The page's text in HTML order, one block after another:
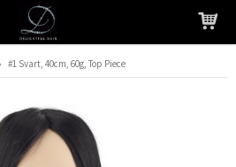
blivit tillagd i varukorgen
#1 Svart, 40cm, 60g, Top Piece